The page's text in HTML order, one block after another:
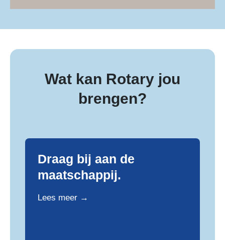
Wat kan Rotary jou
brengen?
Draag bij aan de
maatschappij.
Lees meer →